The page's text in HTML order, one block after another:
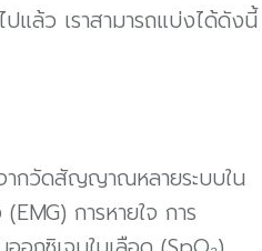
แล้ว เราสามารถแบ่งได้ดังนี้
ากวัดสัญญาณหลายระบบใน
การหายใจ การ